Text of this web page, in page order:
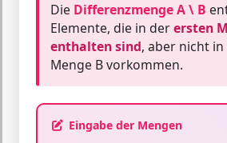
Die Differenzmenge A \ B
Elemente, die in derersten
enthalten sind, aber nicht
Menge B vorkommen.
Eingabe der Mengen